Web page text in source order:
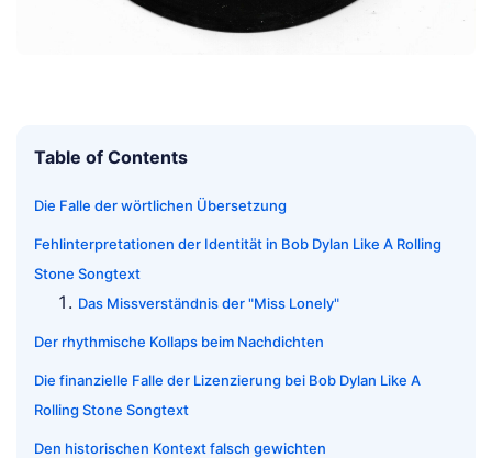
Table of Contents
Die Falle der wörtlichen Übersetzung
Fehlinterpretationen der Identität in Bob Dylan Like A Rolling
Stone Songtext
Das Missverständnis der "Miss Lonely"
Der rhythmische Kollaps beim Nachdichten
Die finanzielle Falle der Lizenzierung bei Bob Dylan Like A
Rolling Stone Songtext
Den historischen Kontext falsch gewichten